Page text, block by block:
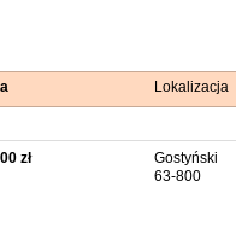
Lokalizacja
zł
Gostyński
63-800